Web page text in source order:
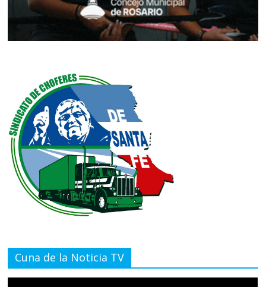
Cuna de la Noticia TV